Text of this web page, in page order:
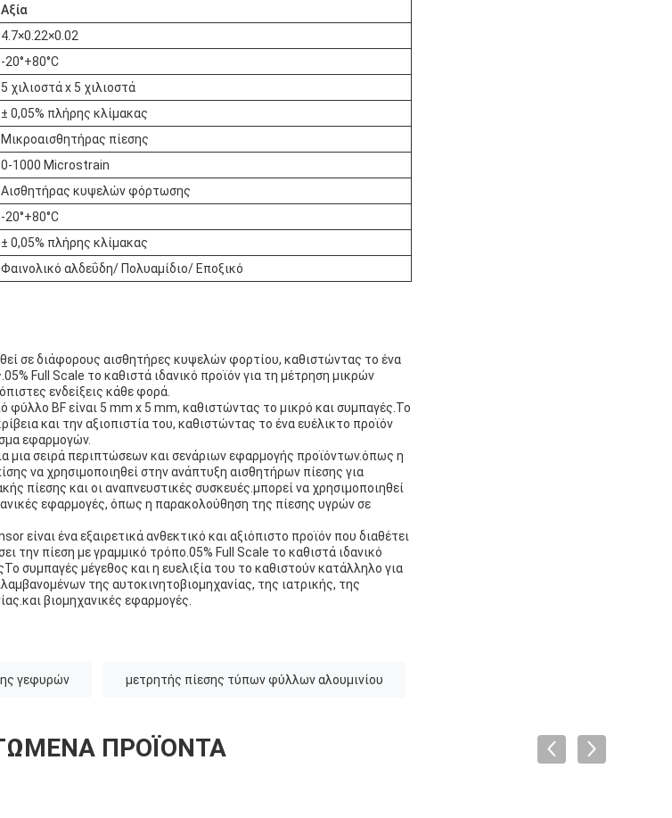
Αξία
4.7×0.22×0.02
-20°+80°C
5 χιλιοστά x 5 χιλιοστά
± 0,05% πλήρης κλίμακας
Μικροαισθητήρας πίεσης
0-1000 Microstrain
Αισθητήρας κυψελών φόρτωσης
-20°+80°C
± 0,05% πλήρης κλίμακας
Φαινολικό αλδεΰδη/ Πολυαμίδιο/ Εποξικό
σε διάφορους αισθητήρες κυψελών φορτίου, καθιστώντας το ένα
Full Scale το καθιστά ιδανικό προϊόν για τη μέτρηση μικρών
ενδείξεις κάθε φορά.
φύλλο BF είναι 5 mm x 5 mm, καθιστώντας το μικρό και συμπαγές.Το
και την αξιοπιστία του, καθιστώντας το ένα ευέλικτο προϊόν
εφαρμογών.
μια σειρά περιπτώσεων και σενάριων εφαρμογής προϊόντων.όπως η
να χρησιμοποιηθεί στην ανάπτυξη αισθητήρων πίεσης για
πίεσης και οι αναπνευστικές συσκευές.μπορεί να χρησιμοποιηθεί
εφαρμογές, όπως η παρακολούθηση της πίεσης υγρών σε
είναι ένα εξαιρετικά ανθεκτικό και αξιόπιστο προϊόν που διαθέτει
την πίεση με γραμμικό τρόπο.05% Full Scale το καθιστά ιδανικό
συμπαγές μέγεθος και η ευελιξία του το καθιστούν κατάλληλο για
της αυτοκινητοβιομηχανίας, της ιατρικής, της
βιομηχανικές εφαρμογές.
γεφυρών μετρητής πίεσης τύπων φύλλων αλουμινίου
ΠΡΟΪΌΝΤΑ